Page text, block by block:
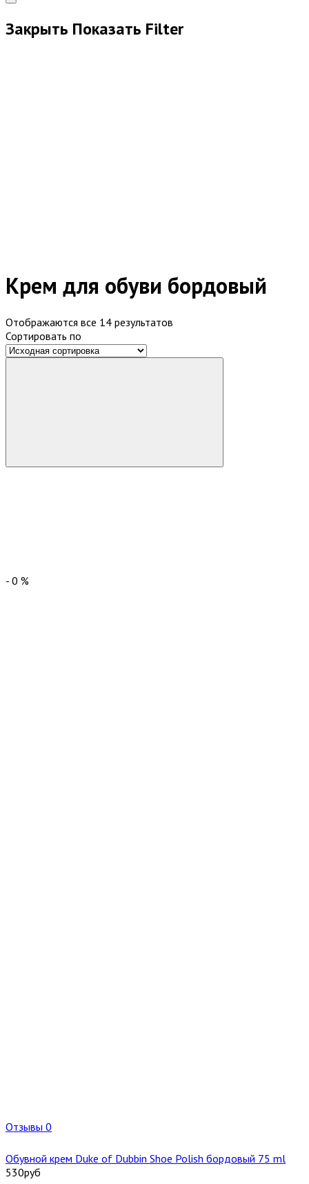
Закрыть Показать Filter
Крем для обуви бордовый
Отображаются все 14 результатов
Сортировать по
- 0 %
Отзывы 0
Обувной крем Duke of Dubbin Shoe Polish бордовый 75 ml
530руб